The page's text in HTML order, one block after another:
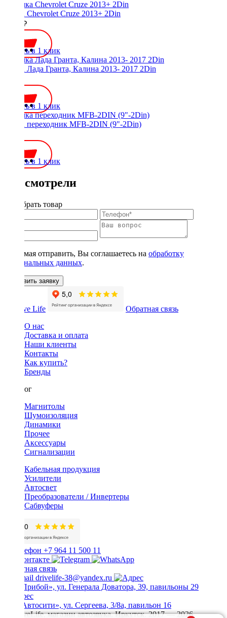
Рамка Chevrolet Cruze 2013+ 2Din
3000 ₽
Купить в 1 клик
Рамка Лада Гранта, Калина 2013- 2017 2Din
Купить в 1 клик
Рамка переходник MFB-2DIN (9"-2Din)
Купить в 1 клик
Вы смотрели
Подобрать товар
Нажимая отправить, Вы соглашаетесь на обработку
персональных данных.
Оставить заявку
Обратная связь
О нас
Доставка и оплата
Наши клиенты
Контакты
Как купить?
Бренды
Каталог
Магнитолы
Шумоизоляция
Динамики
Прочее
Аксессуары
Сигнализации
Кабельная продукция
Усилители
Автосвет
Преобразователи / Инвертеры
Сабвуферы
+7 964 11 500 11
Обратная связь
drivelife-38@yandex.ru
ТЦ «Прибой», ул. Генерала Доватора, 39, павильоны 29
ТЦ «Автосити», ул. Сергеева, 3/8а, павильон 16
© DriveLife, магазин автозвука, Иркутск. 2017 — 2026